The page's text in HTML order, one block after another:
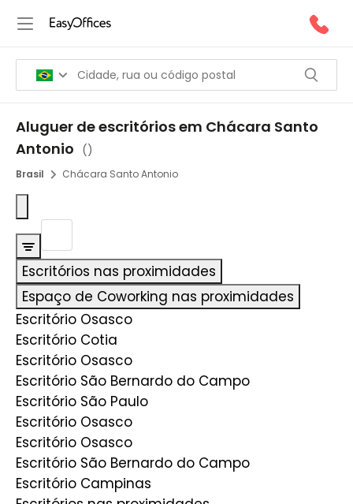
Aluguer de escritórios em Chácara Santo
Antonio ()
Brasil Chácara Santo Antonio
Escritórios nas proximidades
Espaço de Coworking nas proximidades
Escritório Osasco
Escritório Cotia
Escritório Osasco
Escritório São Bernardo do Campo
Escritório São Paulo
Escritório Osasco
Escritório Osasco
Escritório São Bernardo do Campo
Escritório Campinas